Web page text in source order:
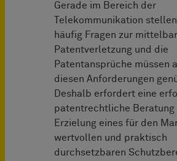
Gerade im Bereich der
Telekommunikation
häufig Fragen zur
Patentverletzung und die
Patentansprüche müssen
diesen Anforderungen
Deshalb erfordert eine
patentrechtliche Beratung
Erzielung eines für den
wertvollen und praktisch
durchsetzbaren